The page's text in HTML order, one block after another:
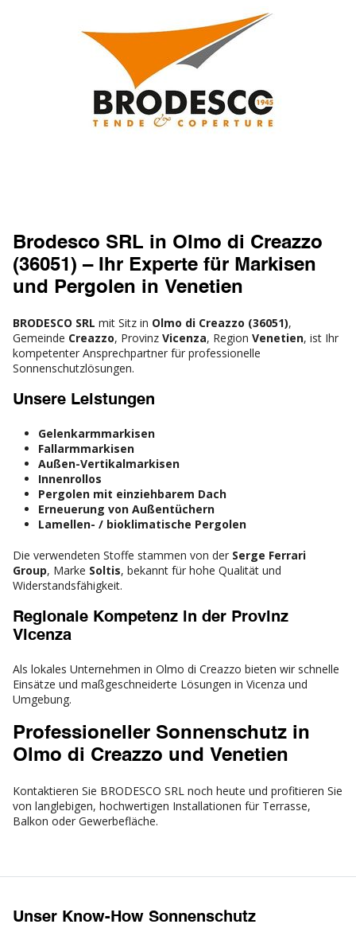
Brodesco SRL in Olmo di Creazzo
(36051) – Ihr Experte für Markisen
und Pergolen in Venetien
BRODESCO SRL mit Sitz in Olmo di Creazzo (36051),
Gemeinde Creazzo, Provinz Vicenza, Region Venetien, ist Ihr
kompetenter Ansprechpartner für professionelle
Sonnenschutzlösungen.
Unsere Leistungen
Gelenkarmmarkisen
Fallarmmarkisen
Außen-Vertikalmarkisen
Innenrollos
Pergolen mit einziehbarem Dach
Erneuerung von Außentüchern
Lamellen- / bioklimatische Pergolen
Die verwendeten Stoffe stammen von der Serge Ferrari
Group, Marke Soltis, bekannt für hohe Qualität und
Widerstandsfähigkeit.
Regionale Kompetenz in der Provinz
Vicenza
Als lokales Unternehmen in Olmo di Creazzo bieten wir schnelle
Einsätze und maßgeschneiderte Lösungen in Vicenza und
Umgebung.
Professioneller Sonnenschutz in
Olmo di Creazzo und Venetien
Kontaktieren Sie BRODESCO SRL noch heute und profitieren Sie
von langlebigen, hochwertigen Installationen für Terrasse,
Balkon oder Gewerbefläche.
Unser Know-How Sonnenschutz